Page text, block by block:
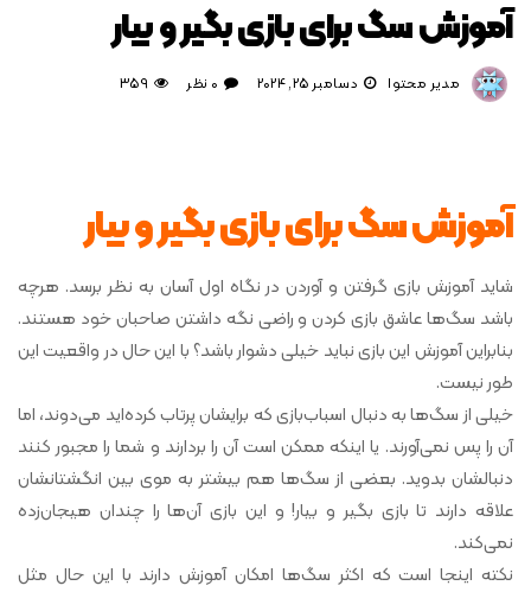
آموزش سگ برای بازی بگیر و بیار
مدیر محتوا دسامبر 25, 2024 0 نظر 359
آموزش سگ برای بازی بگیر و بیار
شاید آموزش بازی گرفتن و آوردن در نگاه اول آسان به نظر برسد. هرچه
باشد سگ‌ها عاشق بازی کردن و راضی نگه داشتن صاحبان خود هستند.
بنابراین آموزش این بازی نباید خیلی دشوار باشد؟ با این حال در واقعیت این
طور نیست.
خیلی از سگ‌ها به دنبال اسباب‌بازی که برایشان پرتاب کرده‌اید می‌دوند، اما
آن را پس نمی‌آورند. یا اینکه ممکن است آن را بردارند و شما را مجبور کنند
دنبالشان بدوید. بعضی از سگ‌ها هم بیشتر به موی بین انگشتانشان
علاقه دارند تا بازی بگیر و بیار! و این بازی آن‌ها را چندان هیجان‌زده
نمی‌کند.
نکته اینجا است که اکثر سگ‌ها امکان آموزش دارند با این حال مثل